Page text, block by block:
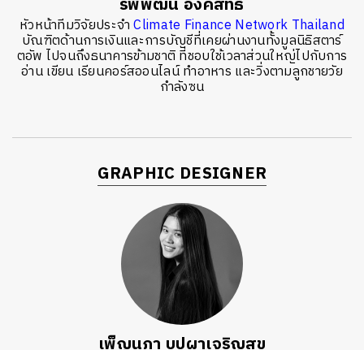
หัวหน้าทีมวิจัยประจำClimate Finance Network Thailand
บัณฑิตด้านการเงินและการบัญชีที่เคยผ่านงานทั้งมูลนิธิสตาร์
ตอัพ ไปจนถึงธนาคารข้ามชาติ ที่ชอบใช้เวลาส่วนใหญ่ไปกับการ
อ่าน เขียน เรียนคอร์สออนไลน์ ทำอาหาร และวิ่งตามลูกชายวัย
กำลังซน
GRAPHIC DESIGNER